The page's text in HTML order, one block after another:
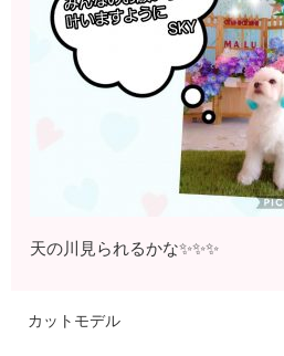
天の川見られるかな✨✨✨
カットモデル